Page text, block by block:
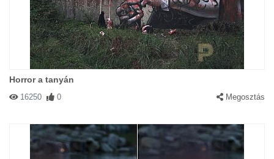
Horror a tanyán
16250 0 Megosztás